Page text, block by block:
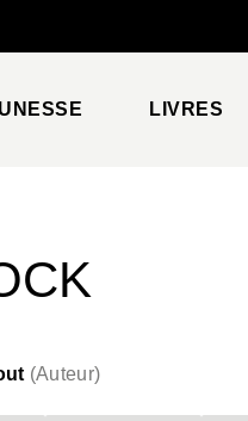
LIVRES
(Auteur)